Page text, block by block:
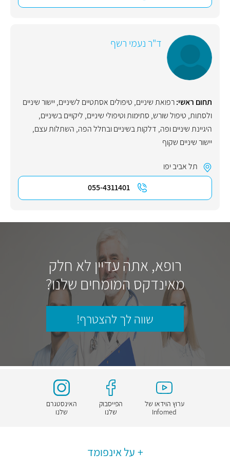
ד"ר נעמי רשף
תחום ראשי:רפואת שיניים, טיפולים אסתטיים לשיניים,יישור שיניים
ולסתות, טיפול שורש, סתימות וטיפולי שיניים, ליקויים בשיניים,
היגיינת שיניים ופה, דלקות בשיניים ובחלל הפה, השתלות עצם,
יישור שיניים שקוף
תל אביב יפו
055-4311401
רופא, אתה עדיין לא חלק
מאינדקס המומחים שלנו?
שווה לך להצטרף!
ערוץ הוידאו של
Infomed
הפייסבוק
שלנו
האינסטגרם
שלנו
על אינפומד